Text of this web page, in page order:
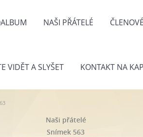
NAŠI PŘÁTELÉ
VIDĚT A SLYŠET KONTAKT NA
Naši přátelé
Snímek 563